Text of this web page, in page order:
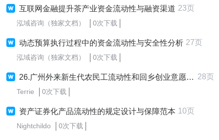
互联网金融提升茶产业资金流动性与融资渠道 23页
泓域咨询（独家文档） 0次下载
动态预算执行过程中的资金流动性与安全性分析 27页
泓域咨询（独家文档） 0次下载
26.广州外来新生代农民工流动性和回乡创业意愿分析 28页
Terrie 0次下载
资产证券化产品流动性的规定设计与保障范本 10页
Nightchildo 0次下载